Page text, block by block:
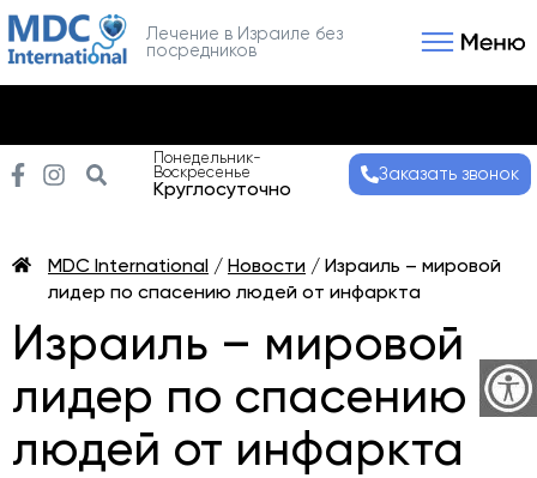
Лечение в Израиле без
посредников
Понедельник-
Воскресенье
Круглосуточно
Заказать звонок
MDC International / Новости / Израиль – мировой
лидер по спасению людей от инфаркта
Израиль – мировой
лидер по спасению
людей от инфаркта